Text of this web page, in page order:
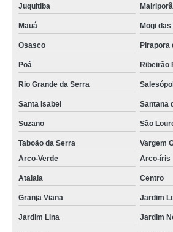
Juquitiba Mairiporã
Mauá Mogi
Osasco Pirapora
Poá Ribeirão
Rio Grande da Serra
Santa Isabel Santana
Suzano São
Taboão da Serra
Vargem
Arco-Verde
Arco-íris
Atalaia Centro
Granja Viana Jardim
Jardim Lina Jardim